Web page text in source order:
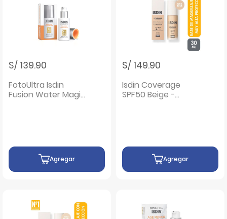
S/ 139.90
FotoUltra Isdin
Fusion Water Magic
Agregar
S/ 149.90
Isdin Coverage
SPF50 Beige -
Agregar